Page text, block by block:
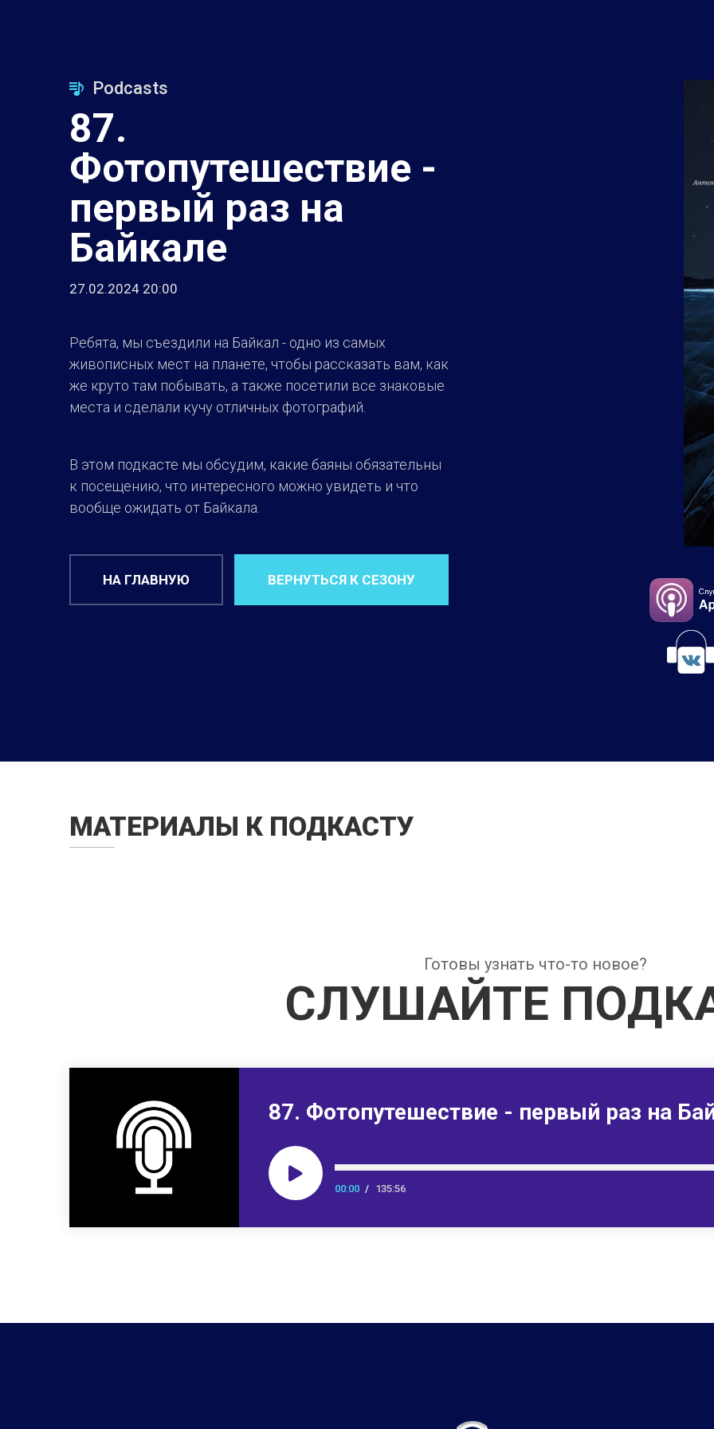
Podcasts
87.
Фотопутешествие -
первый раз на
Байкале
27.02.2024 20:00
Ребята, мы съездили на Байкал - одно из самых
живописных мест на планете, чтобы рассказать вам, как
же круто там побывать, а также посетили все знаковые
места и сделали кучу отличных фотографий.
В этом подкасте мы обсудим, какие баяны обязательны
к посещению, что интересного можно увидеть и что
вообще ожидать от Байкала.
НА ГЛАВНУЮ ВЕРНУТЬСЯ К СЕЗОНУ
МАТЕРИАЛЫ К ПОДКАСТУ
Готовы узнать что-то новое?
СЛУШАЙТЕ
87. Фотопутешествие - первый раз на
00:00 135:56